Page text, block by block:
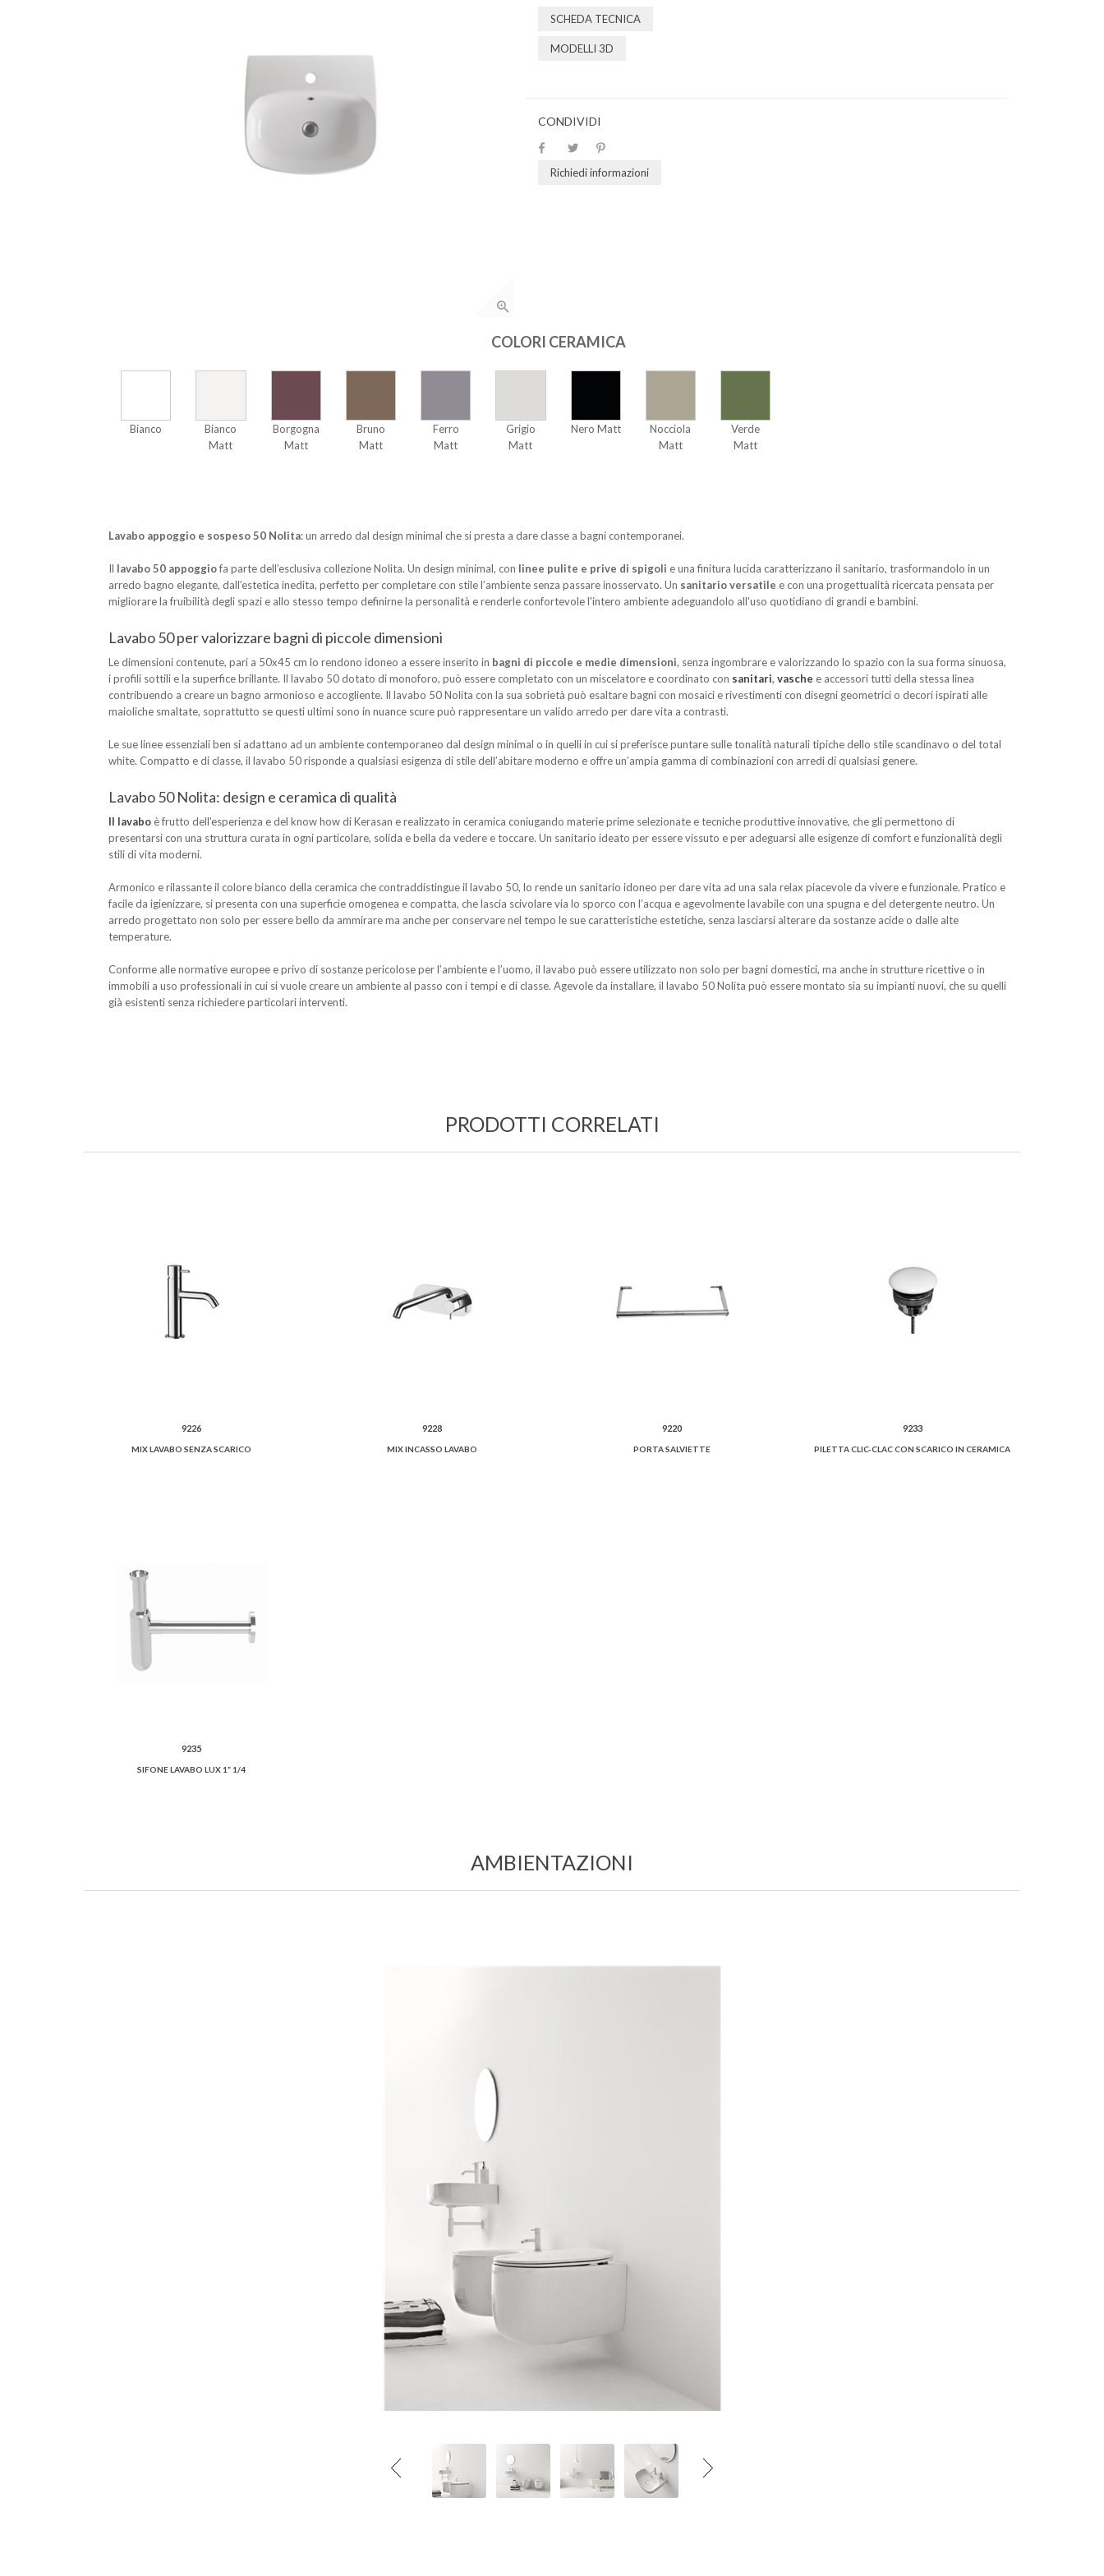
SCHEDA TECNICA
MODELLI 3D
CONDIVIDI
Richiedi informazioni
COLORI CERAMICA
Bianco
Bianco
Matt
Borgogna
Matt
Bruno
Matt
Ferro
Matt
Grigio
Matt
Nero Matt
Nocciola
Matt
Verde
Matt
Lavabo appoggio e sospeso 50 Nolita: un arredo dal design minimal che si presta a dare classe a bagni contemporanei.
Il lavabo 50 appoggiofa parte dell’esclusiva collezione Nolita. Un design minimal, con linee pulite e prive di spigoli e una finitura lucida caratterizzano il sanitario, trasformandolo in un
arredo bagno elegante, dall’estetica inedita, perfetto per completare con stile l’ambiente senza passare inosservato. Un sanitario versatile e con una progettualità ricercata pensata per
migliorare la fruibilità degli spazi e allo stesso tempo definirne la personalità e renderle confortevole l'intero ambiente adeguandolo all'uso quotidiano di grandi e bambini.
Lavabo 50 per valorizzare bagni di piccole dimensioni
Le dimensioni contenute, pari a 50x45 cm lo rendono idoneo a essere inserito in bagni di piccole e medie dimensioni, senza ingombrare e valorizzando lo spazio con la sua forma sinuosa,
i profili sottili e la superfice brillante. Il lavabo 50 dotato di monoforo, può essere completato con un miscelatore e coordinato con sanitari, vasche e accessori tutti della stessa linea
contribuendo a creare un bagno armonioso e accogliente. Il lavabo 50 Nolita con la sua sobrietà può esaltare bagni con mosaici e rivestimenti con disegni geometrici o decori ispirati alle
maioliche smaltate, soprattutto se questi ultimi sono in nuance scure può rappresentare un valido arredo per dare vita a contrasti.
Le sue linee essenziali ben si adattano ad un ambiente contemporaneo dal design minimal o in quelli in cui si preferisce puntare sulle tonalità naturali tipiche dello stile scandinavo o del total
white. Compatto e di classe, il lavabo 50 risponde a qualsiasi esigenza di stile dell’abitare moderno e offre un’ampia gamma di combinazioni con arredi di qualsiasi genere.
Lavabo 50 Nolita: design e ceramica di qualità
Il lavabo è frutto dell’esperienza e del know how di Kerasan e realizzato in ceramica coniugando materie prime selezionate e tecniche produttive innovative, che gli permettono di
presentarsi con una struttura curata in ogni particolare, solida e bella da vedere e toccare. Un sanitario ideato per essere vissuto e per adeguarsi alle esigenze di comfort e funzionalità degli
stili di vita moderni.
Armonico e rilassante il colore bianco della ceramica che contraddistingue il lavabo 50, lo rende un sanitario idoneo per dare vita ad una sala relax piacevole da vivere e funzionale. Pratico e
facile da igienizzare, si presenta con una superficie omogenea e compatta, che lascia scivolare via lo sporco con l’acqua e agevolmente lavabile con una spugna e del detergente neutro. Un
arredo progettato non solo per essere bello da ammirare ma anche per conservare nel tempo le sue caratteristiche estetiche, senza lasciarsi alterare da sostanze acide o dalle alte
temperature.
Conforme alle normative europee e privo di sostanze pericolose per l’ambiente e l’uomo, il lavabo può essere utilizzato non solo per bagni domestici, ma anche in strutture ricettive o in
immobili a uso professionali in cui si vuole creare un ambiente al passo con i tempi e di classe. Agevole da installare, il lavabo 50 Nolita può essere montato sia su impianti nuovi, che su quelli
già esistenti senza richiedere particolari interventi.
PRODOTTI CORRELATI
9226
MIX LAVABO SENZA SCARICO
9228
MIX INCASSO LAVABO
9220
PORTA SALVIETTE
9233
PILETTA CLIC-CLAC CON SCARICO IN CERAMICA
9235
SIFONE LAVABO LUX 1” 1/4
AMBIENTAZIONI